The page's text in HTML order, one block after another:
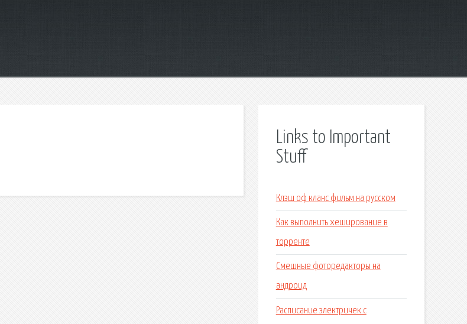
Links to Important
Stuff
Клэш оф кланс фильм на русском
Как выполнить хеширование в
торренте
Смешные фоторедакторы на
андроид
Расписание электричек с